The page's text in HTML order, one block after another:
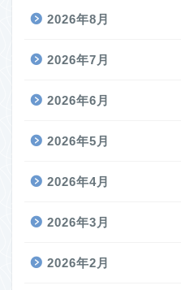
2026年8月
2026年7月
2026年6月
2026年5月
2026年4月
2026年3月
2026年2月